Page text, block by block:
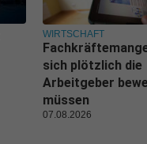
WIRTSCHAFT
sich plötzlich die
Arbeitgeber
müssen
07.08.2026